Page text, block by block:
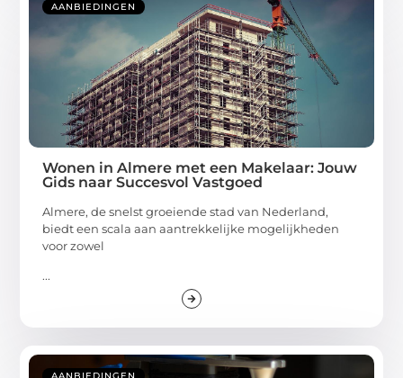
AANBIEDINGEN
Wonen in Almere met een Makelaar: Jouw
Gids naar Succesvol Vastgoed
Almere, de snelst groeiende stad van Nederland,
biedt een scala aan aantrekkelijke mogelijkheden
voor zowel
...